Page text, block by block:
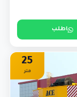
اطلب
25
متر